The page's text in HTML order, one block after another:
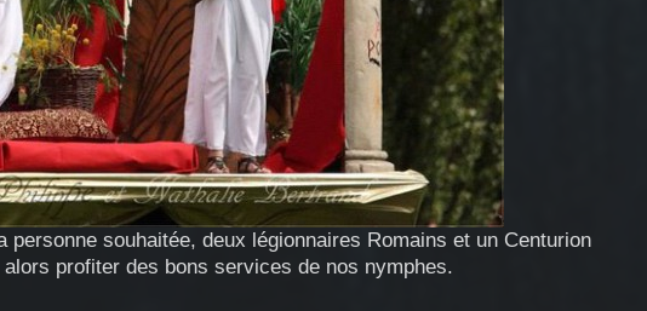
souhaitée, deux légionnaires Romains et un Centurion
profiter des bons services de nos nymphes.